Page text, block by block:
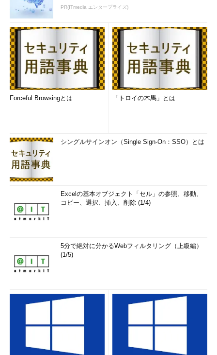
PR(ITmedia エンタープライズ)
Forceful Browsingとは 「トロイの木馬」とは
シングルサインオン（Single Sign-On：SSO）とは
Excelの基本オブジェクト「セル」の参照、移動、
コピー、選択、挿入、削除 (1/4)
5分で絶対に分かるWebフィルタリング（上級編）
(1/5)